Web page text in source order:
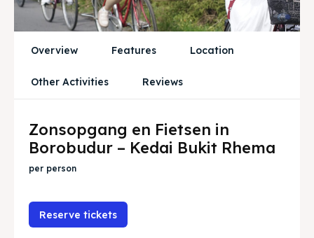
Playground Anak
Zoek
Playground Anak
Zoek
English
Overview Features Location
Other Activities Reviews
Zonsopgang en Fietsen in
Borobudur – Kedai Bukit Rhema
per person
Reserve tickets